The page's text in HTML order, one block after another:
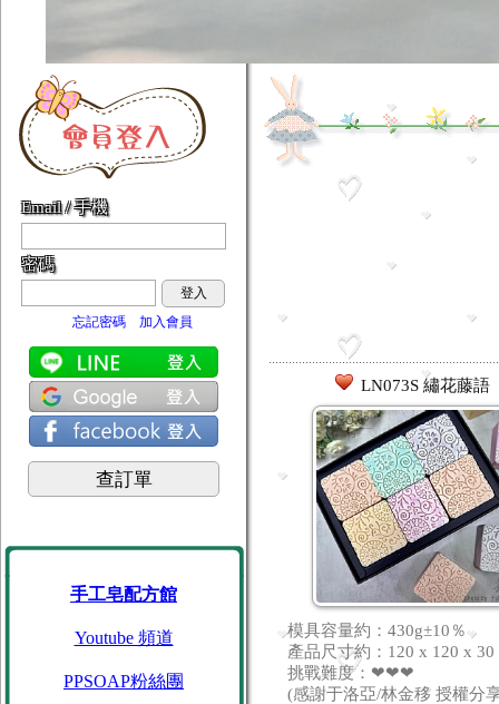
Email / 手機
密碼
登入
忘記密碼
加入會員
查訂單
手工皂配方館
Youtube 頻道
PPSOAP粉絲團
LN073S 繡花藤語
模具容量約：430g±10％
產品尺寸約：120 x 120 x 30
挑戰難度：❤❤❤
(感謝于洛亞/林金移 授權分